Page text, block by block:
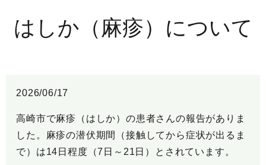
はしか（麻疹）について
2026/06/17
高崎市で麻疹（はしか）の患者さんの報告がありま
した。麻疹の潜伏期間（接触してから症状が出るま
で）は14日程度（7日～21日）とされています。